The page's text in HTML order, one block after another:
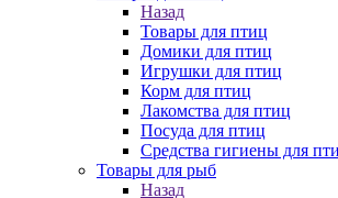
Назад
Товары для птиц
Домики для птиц
Игрушки для птиц
Корм для птиц
Лакомства для птиц
Посуда для птиц
Средства гигиены для
Товары для рыб
Назад